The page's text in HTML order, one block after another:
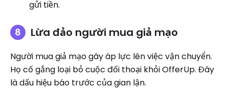
gửi tiền.
Lừa đảo người mua giả mạo
Người mua giả mạo gây áp lực lên việc vận chuyển.
Họ cố gắng loại bỏ cuộc đối thoại khỏi OfferUp. Đây
là dấu hiệu báo trước của gian lận.